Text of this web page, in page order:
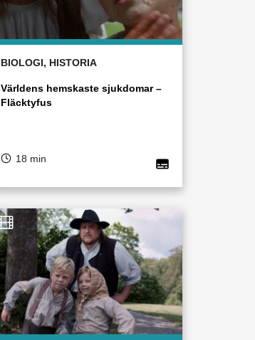
BIOLOGI, HISTORIA
Världens hemskaste sjukdomar –
Fläcktyfus
18 min